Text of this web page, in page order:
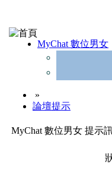
MyChat 數位男女
»
論壇提示
MyChat 數位男女 提示